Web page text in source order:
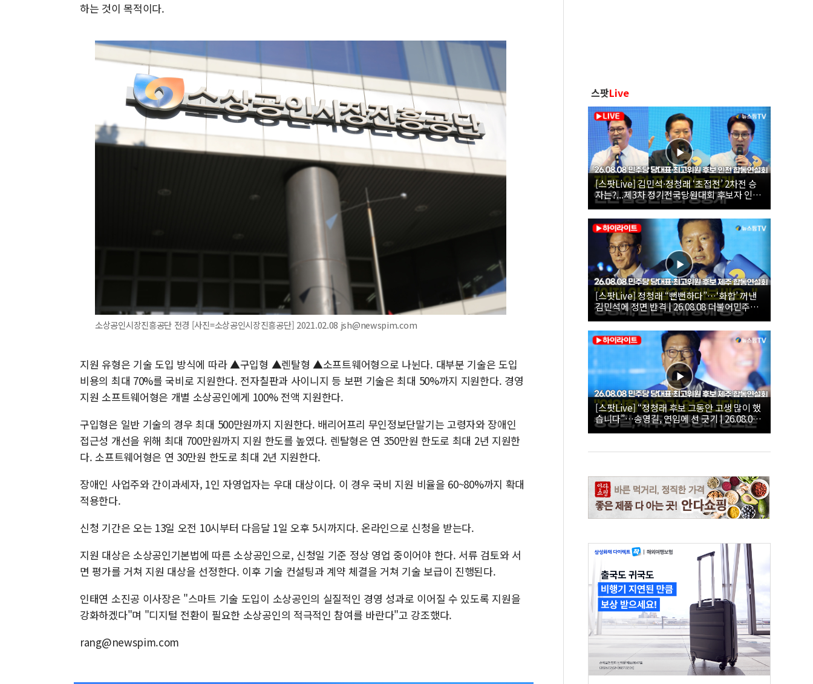
하는 것이 목적이다.
소상공인시장진흥공단 전경 [사진=소상공인시장진흥공단] 2021.02.08 jsh@newspim.com
지원 유형은 기술 도입 방식에 따라 ▲구입형 ▲렌탈형 ▲소프트웨어형으로 나뉜다. 대부분 기술은 도입
비용의 최대 70%를 국비로 지원한다. 전자칠판과 사이니지 등 보편 기술은 최대 50%까지 지원한다. 경영
지원 소프트웨어형은 개별 소상공인에게 100% 전액 지원한다.
구입형은 일반 기술의 경우 최대 500만원까지 지원한다. 배리어프리 무인정보단말기는 고령자와 장애인
접근성 개선을 위해 최대 700만원까지 지원 한도를 높였다. 렌탈형은 연 350만원 한도로 최대 2년 지원한
다. 소프트웨어형은 연 30만원 한도로 최대 2년 지원한다.
장애인 사업주와 간이과세자, 1인 자영업자는 우대 대상이다. 이 경우 국비 지원 비율을 60~80%까지 확대
적용한다.
신청 기간은 오는 13일 오전 10시부터 다음달 1일 오후 5시까지다. 온라인으로 신청을 받는다.
지원 대상은 소상공인기본법에 따른 소상공인으로, 신청일 기준 정상 영업 중이어야 한다. 서류 검토와 서
면 평가를 거쳐 지원 대상을 선정한다. 이후 기술 컨설팅과 계약 체결을 거쳐 기술 보급이 진행된다.
인태연 소진공 이사장은 "스마트 기술 도입이 소상공인의 실질적인 경영 성과로 이어질 수 있도록 지원을
강화하겠다"며 "디지털 전환이 필요한 소상공인의 적극적인 참여를 바란다"고 강조했다.
rang@newspim.com
스팟Live
[스팟Live] 김민석·정청래 ‘초접전’ 2차전 승
자는?...제3차 정기전국당원대회 후보자 인천
합동연설회 생중계 | 26.08.08
[스팟Live] 정청래 “뻔뻔하다”…‘화합’ 꺼낸
김민석에 정면 반격 | 26.08.08 더불어민주당
당대표·최고위원 후보 제주 합동연설회
[스팟Live] “정청래 후보 그동안 고생 많이 했
습니다”…송영길, 연임에 선 긋기 | 26.08.08
더불어민주당 당대표·최고위원 후보 제주 합